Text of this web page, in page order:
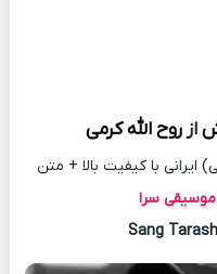
ازروح الله کرمی
با کیفیت بالا + متن
موسیقی سرا
Sang